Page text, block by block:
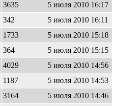
3635
5 июля 2010 16:17
342
5 июля 2010 16:11
1733
5 июля 2010 15:18
364
5 июля 2010 15:15
4029
5 июля 2010 14:56
1187
5 июля 2010 14:53
3164
5 июля 2010 14:46